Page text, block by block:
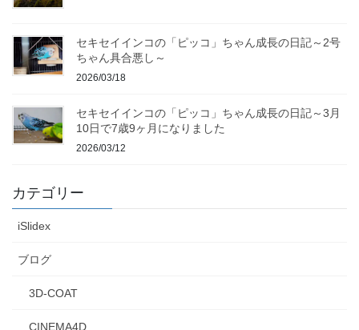
セキセイインコの「ピッコ」ちゃん成長の日記～2号
ちゃん具合悪し～
2026/03/18
セキセイインコの「ピッコ」ちゃん成長の日記～3月
10日で7歳9ヶ月になりました
2026/03/12
カテゴリー
iSlidex
ブログ
3D-COAT
CINEMA4D